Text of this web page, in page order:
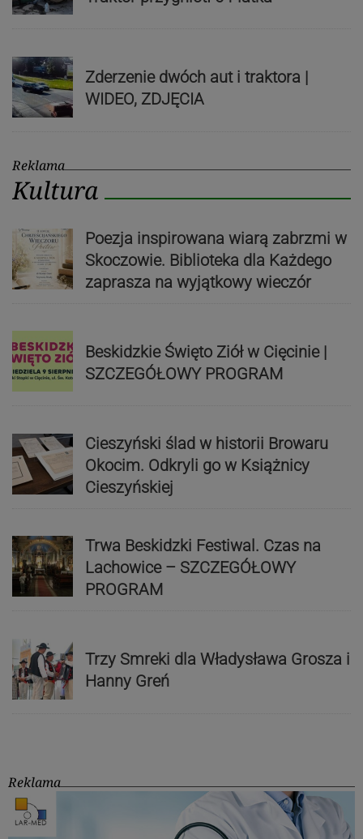
Zderzenie dwóch aut i traktora |
WIDEO, ZDJĘCIA
Reklama
Kultura
Poezja inspirowana wiarą zabrzmi w
Skoczowie. Biblioteka dla Każdego
zaprasza na wyjątkowy wieczór
Beskidzkie Święto Ziół w Cięcinie |
SZCZEGÓŁOWY PROGRAM
Cieszyński ślad w historii Browaru
Okocim. Odkryli go w Książnicy
Cieszyńskiej
Trwa Beskidzki Festiwal. Czas na
Lachowice – SZCZEGÓŁOWY
PROGRAM
Trzy Smreki dla Władysława Grosza i
Hanny Greń
Reklama